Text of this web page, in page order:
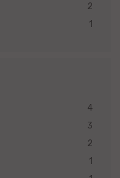
2
1
4
3
2
1